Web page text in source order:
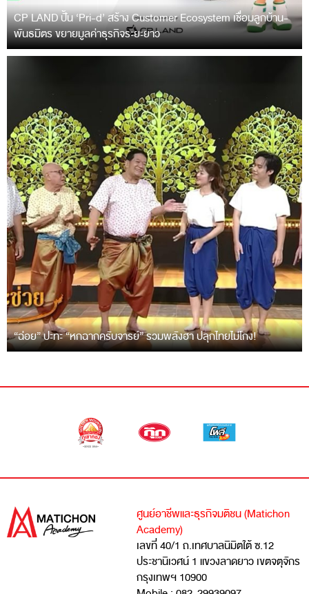
CP LAND ปั้น ‘Pri-d’ สร้าง Customer Ecosystem เชื่อมลูกบ้าน-
พันธมิตร ขยายมูลค่าธุรกิจระยะยาว
“ฉ่อย” ปะทะ “หกฉากครับจารย์” รวมพลังฮา ปลุกไทยไม่โกง!
ศูนย์อาชีพและธุรกิจมติชน (Matichon
Academy)
เลขที่ 40/1 ถ.เทศบาลนิมิตใต้ ซ.12
ประชานิเวศน์ 1 แขวงลาดยาว เขตจตุจักร
กรุงเทพฯ 10900